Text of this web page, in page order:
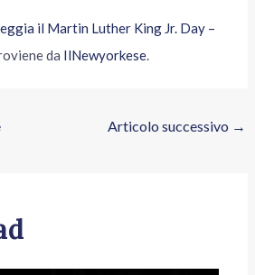
il Martin Luther King Jr. Day –
da IlNewyorkese.
Articolo successivo →